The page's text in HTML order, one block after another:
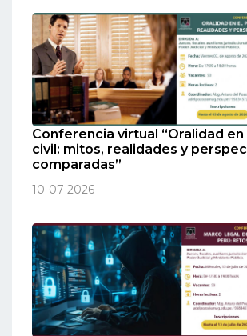
Conferencia virtual “Oralidad
civil: mitos, realidades y
comparadas”
10-07-2026